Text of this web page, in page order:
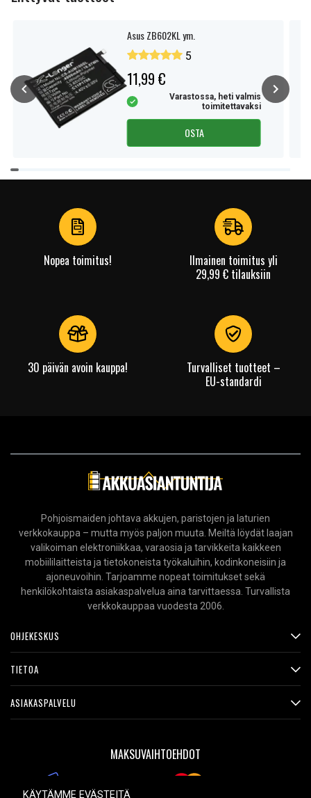
Asus ZB602KL ym.
5
11,99 €
Varastossa, heti valmis
toimitettavaksi
OSTA
Item
1
Nopea toimitus!
Ilmainen toimitus yli
29,99 € tilauksiin
30 päivän avoin kauppa!
Turvalliset tuotteet –
EU-standardi
Pohjoismaiden johtava akkujen, paristojen ja laturien
verkkokauppa – mutta myös paljon muuta. Meiltä löydät laajan
valikoiman elektroniikkaa, varaosia ja tarvikkeita kaikkeen
mobiililaitteista ja tietokoneista työkaluihin, kodinkoneisiin ja
ajoneuvoihin. Tarjoamme nopeat toimitukset sekä
henkilökohtaista asiakaspalvelua aina tarvittaessa. Turvallista
verkkokauppaa vuodesta 2006.
OHJEKESKUS
TIETOA
ASIAKASPALVELU
MAKSUVAIHTOEHDOT
KÄYTÄMME EVÄSTEITÄ